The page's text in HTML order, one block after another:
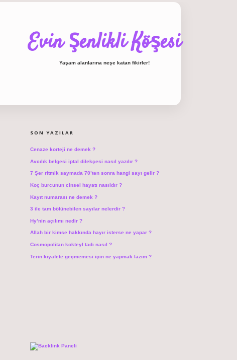
Evin Şenlikli Köşesi
Yaşam alanlarına neşe katan fikirler!
SON YAZILAR
Cenaze korteji ne demek ?
Avcılık belgesi iptal dilekçesi nasıl yazılır ?
7 Şer ritmik saymada 70’ten sonra hangi sayı gelir ?
Koç burcunun cinsel hayatı nasıldır ?
Kayıt numarası ne demek ?
3 ile tam bölünebilen sayılar nelerdir ?
Hy’nin açılımı nedir ?
Allah bir kimse hakkında hayır isterse ne yapar ?
Cosmopolitan kokteyl tadı nasıl ?
Terin kıyafete geçmemesi için ne yapmak lazım ?